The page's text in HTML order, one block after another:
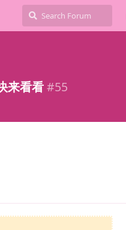
来看看 #55